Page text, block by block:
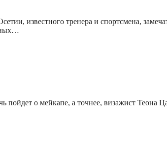
известного тренера и спортсмена,
о мейкапе, а точнее, визажист Теона